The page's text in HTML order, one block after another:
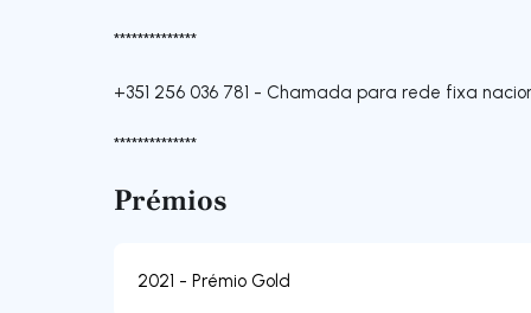
**************
+351 256 036 781 - Chamada para rede fixa
**************
Prémios
2021 - Prémio Gold